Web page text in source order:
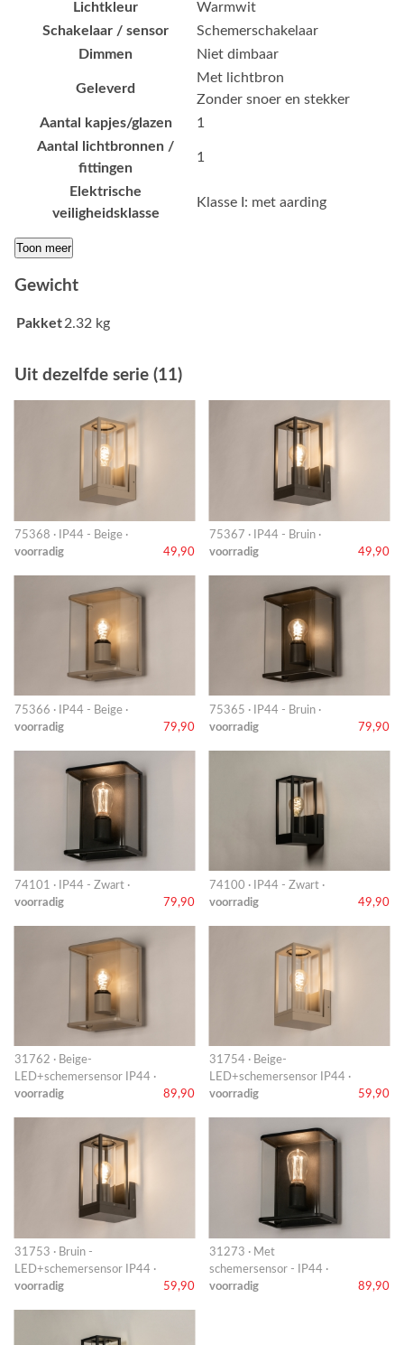
Lichtkleur
Warmwit
Schakelaar / sensor
Schemerschakelaar
Dimmen
Niet dimbaar
Geleverd
Met lichtbron
Zonder snoer en stekker
Aantal kapjes/glazen
1
Aantal lichtbronnen /
fittingen
1
Elektrische
veiligheidsklasse
Klasse I: met aarding
Toon meer
Gewicht
Pakket2.32 kg
Uit dezelfde serie (11)
75368 · IP44 - Beige ·
voorradig
49,90
75367 · IP44 - Bruin ·
voorradig
49,90
75366 · IP44 - Beige ·
voorradig
79,90
75365 · IP44 - Bruin ·
voorradig
79,90
74101 · IP44 - Zwart ·
voorradig
79,90
74100 · IP44 - Zwart ·
voorradig
49,90
31762 · Beige-
LED+schemersensor IP44 ·
voorradig
89,90
31754 · Beige-
LED+schemersensor IP44 ·
voorradig
59,90
31753 · Bruin -
LED+schemersensor IP44 ·
voorradig
59,90
31273 · Met
schemersensor - IP44 ·
voorradig
89,90